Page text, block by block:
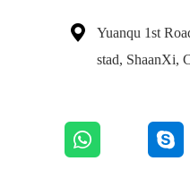

Yuanqu 1st
stad, ShaanXi,